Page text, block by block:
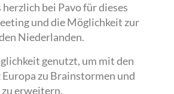
bei Pavo für dieses
und die Möglichkeit zur
Niederlanden.
genutzt, um mit den
Europa zu Brainstormen und
erweitern.